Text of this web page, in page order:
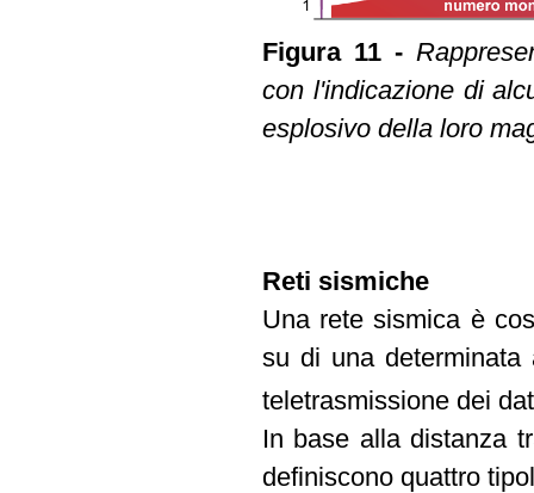
Figura 11 -
con l'indicazione di
esplosivo della loro
Reti sismiche
Una rete sismica è
su di una determinata
teletrasmissione dei
In base alla distanza
definiscono quattro